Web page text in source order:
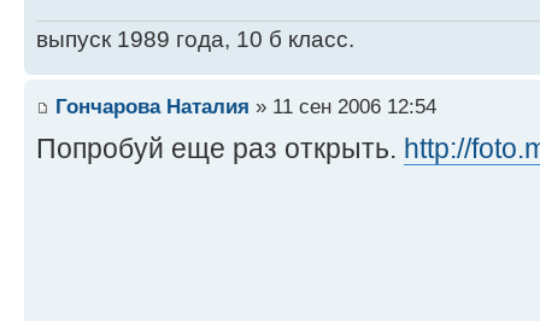
выпуск 1989 года, 10 б класс.
Гончарова Наталия » 11 сен 2006 12:54
Попробуй еще раз открыть. http://